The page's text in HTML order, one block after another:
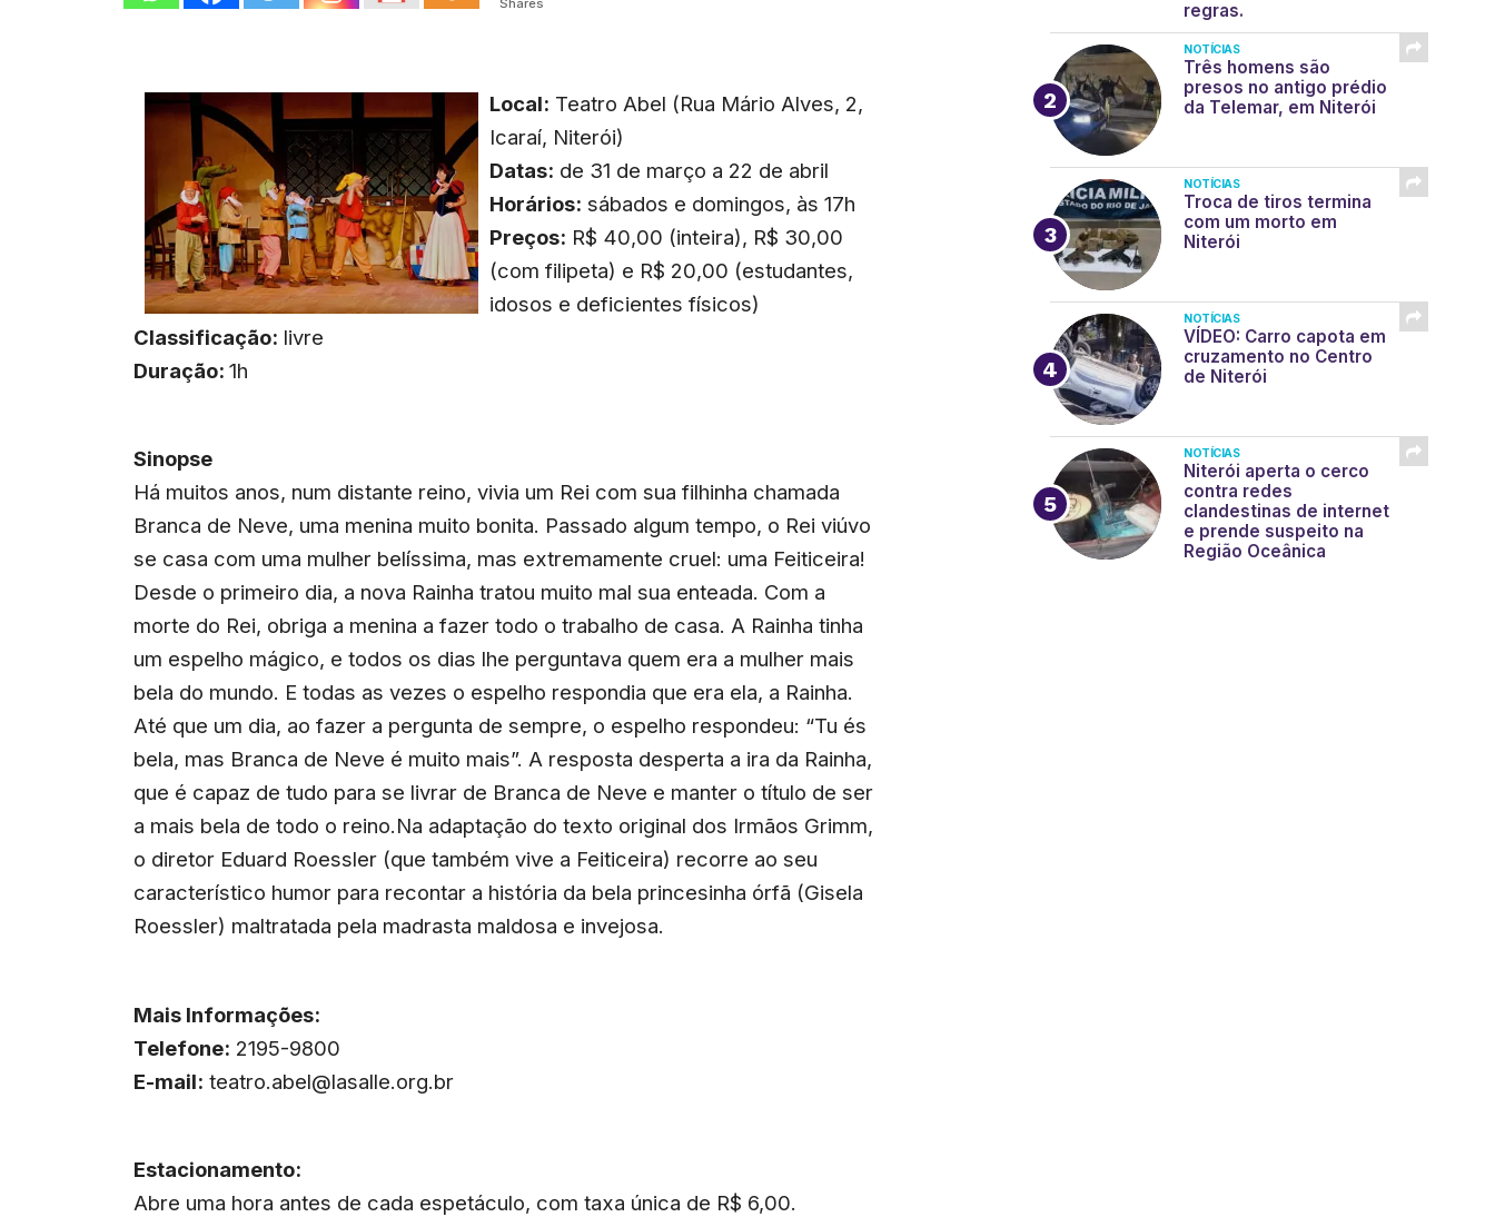
Shares
Local: Teatro Abel (Rua Mário Alves, 2,
Icaraí, Niterói)
Datas: de 31 de março a 22 de abril
Horários: sábados e domingos, às 17h
Preços: R$ 40,00 (inteira), R$ 30,00
(com filipeta) e R$ 20,00 (estudantes,
idosos e deficientes físicos)
Classificação: livre
Duração:1h
Sinopse
Há muitos anos, num distante reino, vivia um Rei com sua filhinha chamada
Branca de Neve, uma menina muito bonita. Passado algum tempo, o Rei viúvo
se casa com uma mulher belíssima, mas extremamente cruel: uma Feiticeira!
Desde o primeiro dia, a nova Rainha tratou muito mal sua enteada. Com a
morte do Rei, obriga a menina a fazer todo o trabalho de casa. A Rainha tinha
um espelho mágico, e todos os dias lhe perguntava quem era a mulher mais
bela do mundo. E todas as vezes o espelho respondia que era ela, a Rainha.
Até que um dia, ao fazer a pergunta de sempre, o espelho respondeu: “Tu és
bela, mas Branca de Neve é muito mais”. A resposta desperta a ira da Rainha,
que é capaz de tudo para se livrar de Branca de Neve e manter o título de ser
a mais bela de todo o reino.Na adaptação do texto original dos Irmãos Grimm,
o diretor Eduard Roessler (que também vive a Feiticeira) recorre ao seu
característico humor para recontar a história da bela princesinha órfã (Gisela
Roessler) maltratada pela madrasta maldosa e invejosa.
Mais Informações:
Telefone: 2195-9800
E-mail: teatro.abel@lasalle.org.br
Estacionamento:
Abre uma hora antes de cada espetáculo, com taxa única de R$ 6,00.
regras.
NOTÍCIAS
Três homens são
presos no antigo prédio
da Telemar, em Niterói
NOTÍCIAS
Troca de tiros termina
com um morto em
Niterói
NOTÍCIAS
VÍDEO: Carro capota em
cruzamento no Centro
de Niterói
NOTÍCIAS
Niterói aperta o cerco
contra redes
clandestinas de internet
e prende suspeito na
Região Oceânica